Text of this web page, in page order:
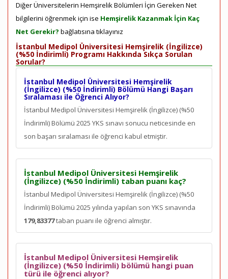
Diğer Üniversitelerin Hemşirelik Bölümleri İçin Gereken Net
bilgilerini öğrenmek için ise Hemşirelik Kazanmak İçin Kaç
Net Gerekir? bağlatısına tıklayınız
İstanbul Medipol Üniversitesi Hemşirelik (İngilizce)
(%50 İndirimli) Programı Hakkında Sıkça Sorulan
Sorular?
İstanbul Medipol Üniversitesi Hemşirelik
(İngilizce) (%50 İndirimli) Bölümü Hangi Başarı
Sıralaması ile Öğrenci Alıyor?
İstanbul Medipol Üniversitesi Hemşirelik (İngilizce) (%50
İndirimli) Bölümü 2025 YKS sınavı sonucu neticesinde en
son başarı sıralaması ile öğrenci kabul etmiştir.
İstanbul Medipol Üniversitesi Hemşirelik
(İngilizce) (%50 İndirimli) taban puanı kaç?
İstanbul Medipol Üniversitesi Hemşirelik (İngilizce) (%50
İndirimli) Bölümü 2025 yılında yapılan son YKS sınavında
179,83377taban puanı ile öğrenci almıştır.
İstanbul Medipol Üniversitesi Hemşirelik
(İngilizce) (%50 İndirimli) bölümü hangi puan
türü ile öğrenci alıyor?